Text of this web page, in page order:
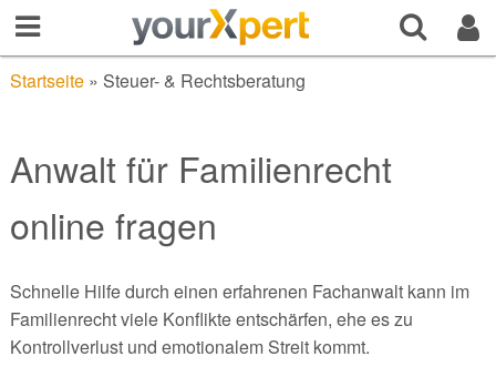
Startseite» Steuer- & Rechtsberatung
Anwalt für Familienrecht
online fragen
Schnelle Hilfe durch einen erfahrenen Fachanwalt kann im
Familienrecht viele Konflikte entschärfen, ehe es zu
Kontrollverlust und emotionalem Streit kommt.